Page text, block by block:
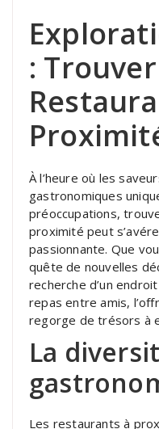
:
À l’heure où les
gastronomiques
préoccupations,
proximité peut
passionnante. Que
quête de nouvelles
recherche d’un
repas entre amis,
regorge de trésors à
La
Les restaurants à